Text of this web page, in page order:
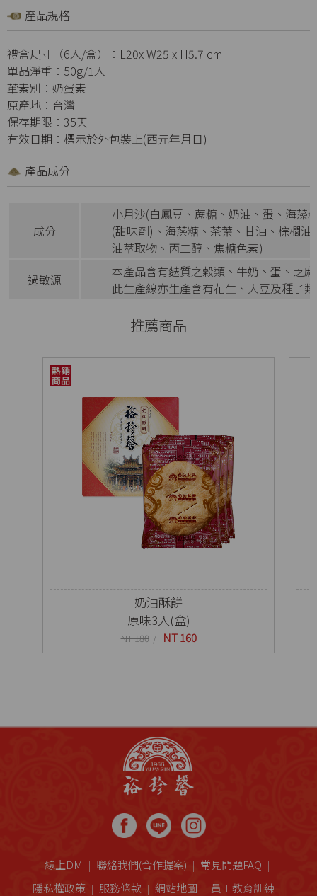
產品規格
禮盒尺寸（6入/盒）：L20x W25 x H5.7 cm
單品淨重：50g/1入
葷素別：奶蛋素
原產地：台灣
保存期限：35天
有效日期：標示於外包裝上(西元年月日)
產品成分
成分
小月沙(白鳳豆、蔗糖、奶油、蛋、海藻
(甜味劑)、海藻糖、茶葉、甘油、棕櫚
油萃取物、丙二醇、焦糖色素)
過敏源
本產品含有麩質之穀類、牛奶、蛋、芝
此生產線亦生產含有花生、大豆及種子
推薦商品
奶油酥餅
原味3入(盒)
NT 180 NT 160
線上DM 聯絡我們(合作提案)
常見問題FAQ
隱私權政策
服務條款 網站地圖 員工教育訓練